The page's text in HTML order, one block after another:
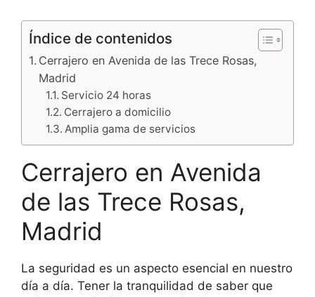
Índice de contenidos
Cerrajero en Avenida de las Trece Rosas,
Madrid
Servicio 24 horas
Cerrajero a domicilio
Amplia gama de servicios
Cerrajero en Avenida
de las Trece Rosas,
Madrid
La seguridad es un aspecto esencial en nuestro
día a día. Tener la tranquilidad de saber que